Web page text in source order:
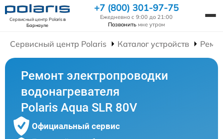
Сервисный центр Polarisв
Барнауле
+7 (800) 301-97-75
Ежедневно с 9:00 до 21:00
Позвонить мне утром
Сервисный центр Polaris Каталог устройств
Ремонт электропроводки
водонагревателя
Polaris Aqua SLR 80V
Официальный сервис